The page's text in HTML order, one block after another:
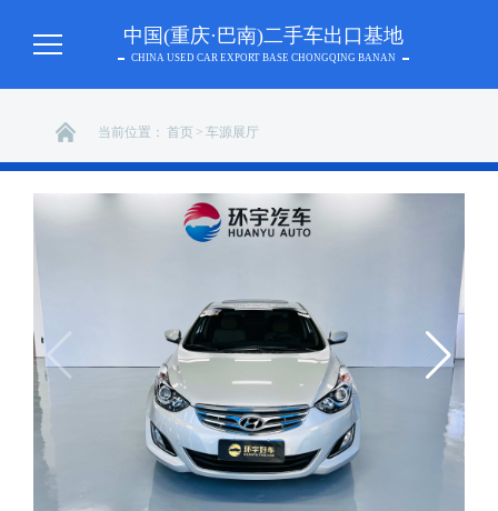
中国(重庆·巴南)二手车出口基地
CHINA USED CAR EXPORT BASE CHONGQING BANAN
当前位置： 首页 > 车源展厅